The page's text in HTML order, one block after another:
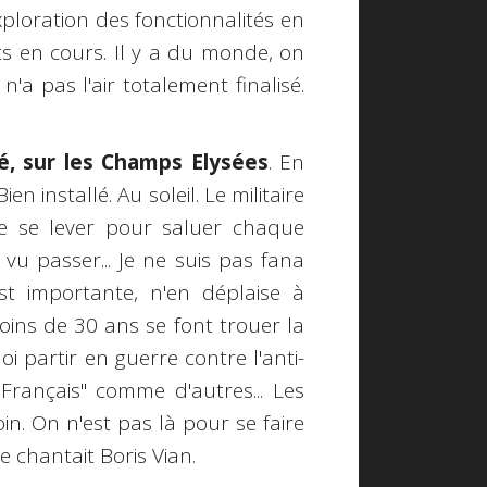
des fonctionnalités en
en cours. Il y a du monde, on
pas l'air totalement finalisé.
sur les Champs Elysées. En
installé. Au soleil. Le militaire
se lever pour saluer chaque
passer... Je ne suis pas fana
importante, n'en déplaise à
de 30 ans se font trouer la
partir en guerre contre l'anti-
comme d'autres... Les
On n'est pas là pour se faire
chantait Boris Vian.